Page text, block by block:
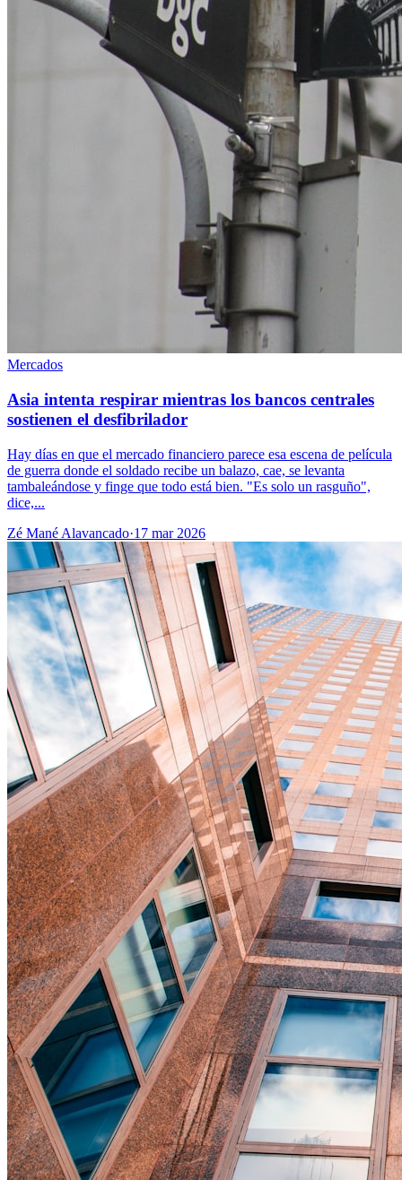
Mercados
Asia intenta respirar mientras los bancos centrales
sostienen el desfibrilador
Hay días en que el mercado financiero parece esa escena de película
de guerra donde el soldado recibe un balazo, cae, se levanta
tambaleándose y finge que todo está bien. "Es solo un rasguño",
dice,...
Zé Mané Alavancado·17 mar 2026